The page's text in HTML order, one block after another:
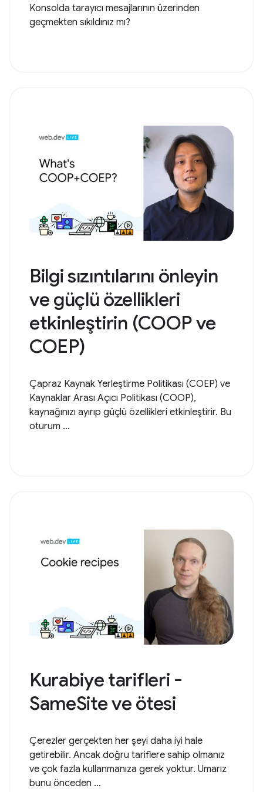
Konsolda tarayıcı mesajlarının üzerinden
geçmekten sıkıldınız mı?
Bilgi sızıntılarını önleyin
ve güçlü özellikleri
etkinleştirin (COOP ve
COEP)
Çapraz Kaynak Yerleştirme Politikası (COEP) ve
Kaynaklar Arası Açıcı Politikası (COOP),
kaynağınızı ayırıp güçlü özellikleri etkinleştirir. Bu
oturum ...
Kurabiye tarifleri -
SameSite ve ötesi
Çerezler gerçekten her şeyi daha iyi hale
getirebilir. Ancak doğru tariflere sahip olmanız
ve çok fazla kullanmanıza gerek yoktur. Umarız
bunu önceden ...